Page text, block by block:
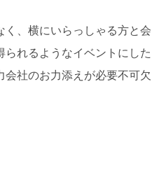
、横にいらっしゃる方と会
れるようなイベントにした
社のお力添えが必要不可欠